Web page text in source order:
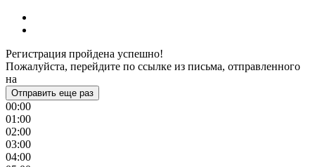
Регистрация пройдена успешно!
Пожалуйста, перейдите по ссылке из письма, отправленного
на
Отправить еще раз
00:00
01:00
02:00
03:00
04:00